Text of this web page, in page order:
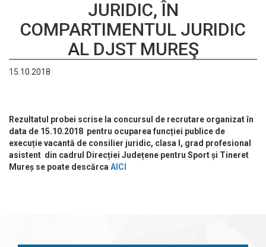
JURIDIC, ÎN
COMPARTIMENTUL JURIDIC
AL DJST MUREŞ
15.10.2018
Rezultatul probei scrise la concursul de recrutare organizat în
data de 15.10.2018 pentru ocuparea funcției publice de
execuție vacantă de consilier juridic, clasa I, grad profesional
asistent din cadrul Direcției Județene pentru Sport și Tineret
Mureș se poate descărca AICI